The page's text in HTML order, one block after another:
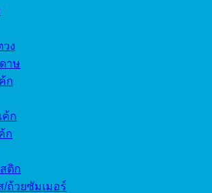
ง
าษ
ก
ค้ก
ก
ติก
/ถ้วยซัมเมอร์